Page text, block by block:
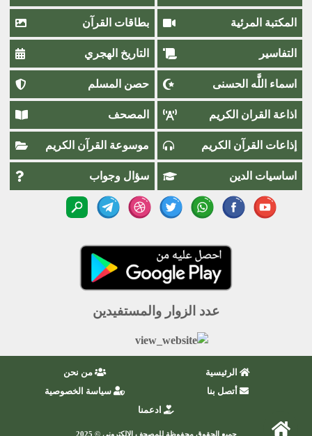
المكتبة المرئية بطاقات القرآن
التفاسير التاريخ الهجري
اسماء اللَّٰه الحسنى حصن المسلم
اذاعة القران الكريم المصحف
إذاعات القرآن الكريم موسوعة القرآن الكريم
اساسيات الدين سؤال وجواب
عدد الزوار والمستفيدين
الرئيسية
من نحن
أتصل بنا
سياسة الخصوصية
ادعمنا
جميع الحقوق محفوظة للمصحف الإلكتروني © 2025